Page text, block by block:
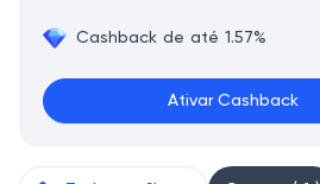
Cashback de até 1.57%
Ativar Cashback